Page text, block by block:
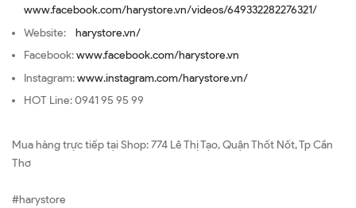
www.facebook.com/harystore.vn/videos/649332282276321/
Website: harystore.vn/
Facebook:www.facebook.com/harystore.vn
Instagram:www.instagram.com/harystore.vn/
HOT Line: 0941 95 95 99
Mua hàng trực tiếp tại Shop: 774 Lê Thị Tạo, Quận Thốt Nốt, Tp Cần
Thơ
#harystore